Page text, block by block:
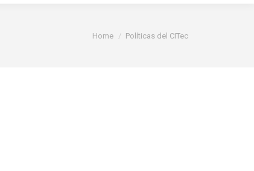
You are here:
Home Políticas del CITec